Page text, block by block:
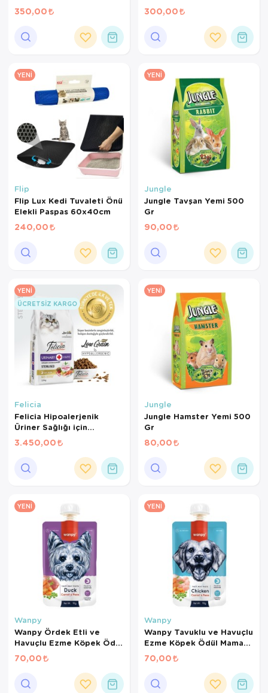
720 ml
350,00
480 ml
300,00
YENI
Flip
Flip Lux Kedi Tuvaleti Önü
Elekli Paspas 60x40cm
240,00
YENI
Jungle
Jungle Tavşan Yemi 500
Gr
90,00
YENI
ÜCRETSIZ KARGO
Felicia
Felicia Hipoalerjenik
Üriner Sağlığı için
Somonlu Düşük Tahıllı
Kısırlaştırılmış Kedi
3.450,00
YENI
Jungle
Jungle Hamster Yemi 500
Gr
80,00
YENI
Wanpy
Wanpy Ördek Etli ve
Havuçlu Ezme Köpek Ödül
Maması 90 Gr
70,00
YENI
Wanpy
Wanpy Tavuklu ve Havuçlu
Ezme Köpek Ödül Maması
90 Gr
70,00